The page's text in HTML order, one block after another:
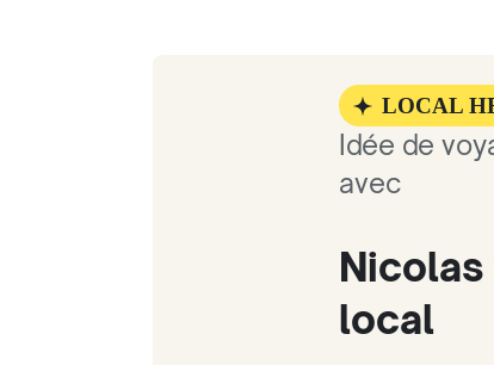
LOCAL
Idée de
avec
local